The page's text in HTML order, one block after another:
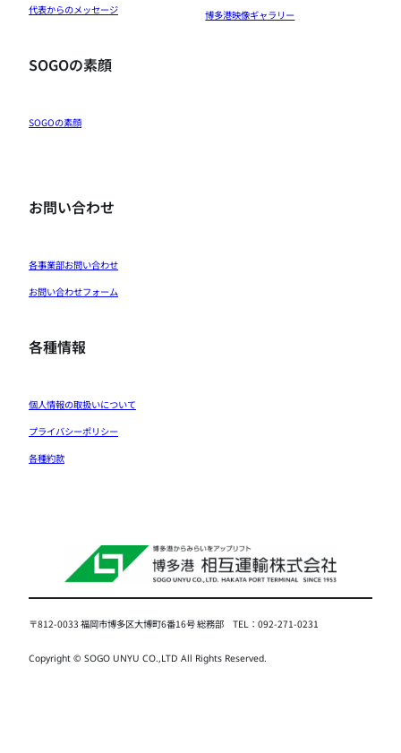
代表からのメッセージ
SOGOの素顔
SOGOの素顔
博多港映像ギャラリー
お問い合わせ
各事業部お問い合わせ
お問い合わせフォーム
各種情報
個人情報の取扱いについて
プライバシーポリシー
各種約款
〒812-0033 福岡市博多区大博町6番16号 総務部 TEL：092-271-0231
Copyright © SOGO UNYU CO.,LTD All Rights Reserved.